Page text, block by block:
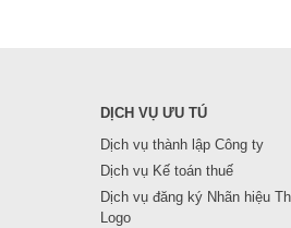
DỊCH VỤ ƯU TÚ
Dịch vụ thành lập Công ty
Dịch vụ Kế toán thuế
Dịch vụ đăng ký Nhãn hiệu
Logo